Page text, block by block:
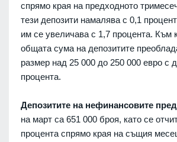
спрямо края на предходното
тези депозити намалява с 0,1
им се увеличава с 1,7 процента. Към
общата сума на депозитите
размер над 25 000 до 250 000 евро с
процента.
Депозитите на нефинансовите
на март са 651 000 броя, като се
процента спрямо края на същия